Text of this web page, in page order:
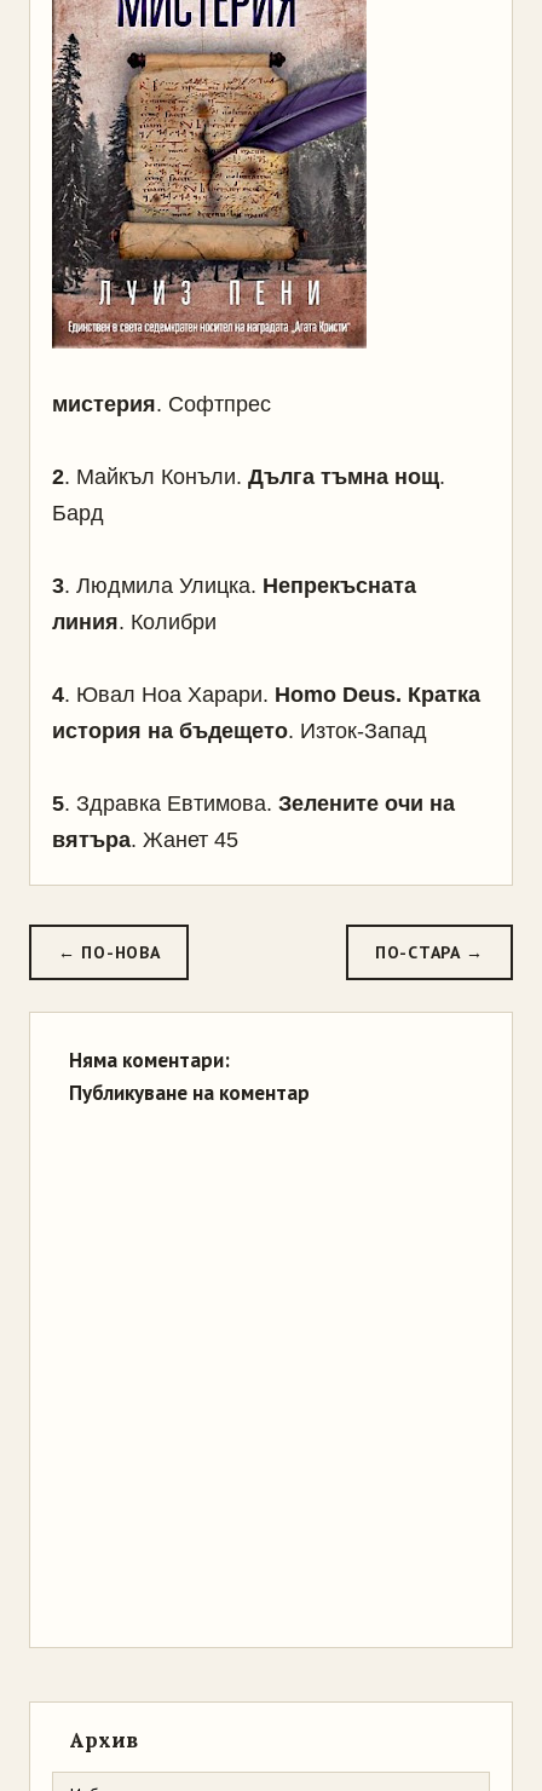
мистерия. Софтпрес
2. Майкъл Конъли. Дълга тъмна нощ.
Бард
3. Людмила Улицка. Непрекъсната
линия. Колибри
4. Ювал Ноа Харари. Homo Deus. Кратка
история на бъдещето. Изток-Запад
5. Здравка Евтимова. Зелените очи на
вятъра. Жанет 45
← ПО-НОВА ПО-СТАРА →
Няма коментари:
Публикуване на коментар
Архив